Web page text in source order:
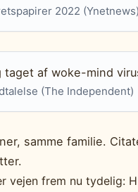
2022
af woke-mind
(The Independent)
samme familie.
vejen frem nu tydelig: